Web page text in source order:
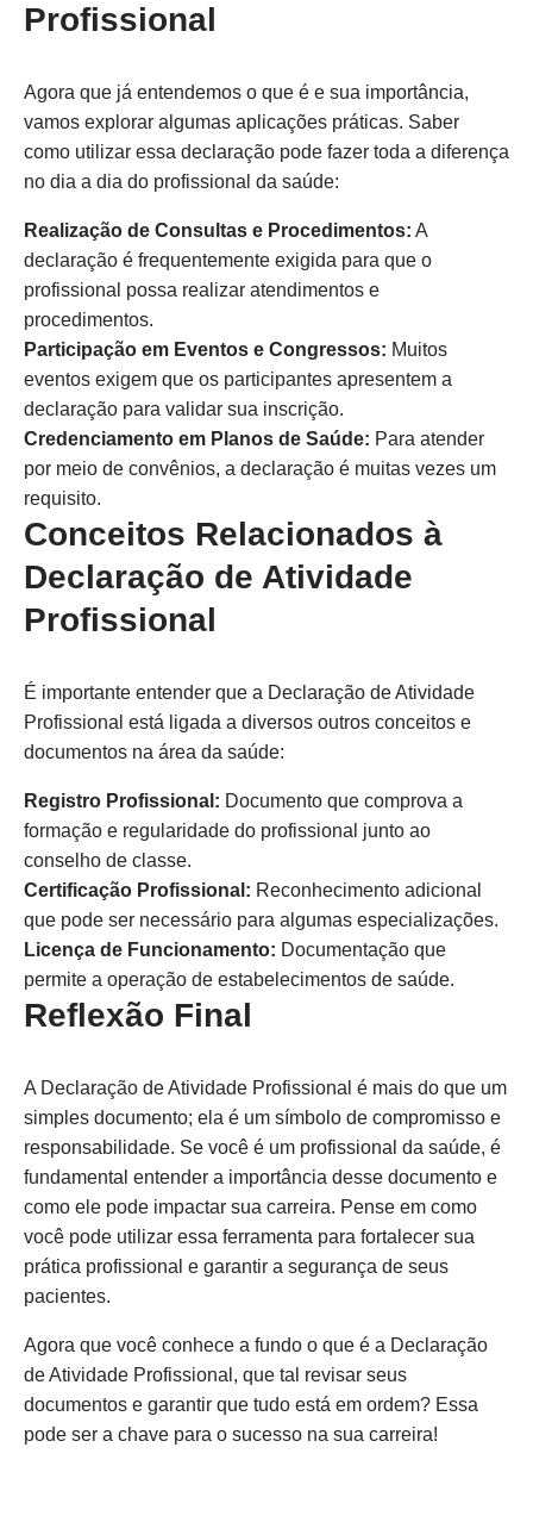
Profissional
Agora que já entendemos o que é e sua importância,
vamos explorar algumas aplicações práticas. Saber
como utilizar essa declaração pode fazer toda a diferença
no dia a dia do profissional da saúde:
Realização de Consultas e Procedimentos: A
declaração é frequentemente exigida para que o
profissional possa realizar atendimentos e
procedimentos.
Participação em Eventos e Congressos: Muitos
eventos exigem que os participantes apresentem a
declaração para validar sua inscrição.
Credenciamento em Planos de Saúde: Para atender
por meio de convênios, a declaração é muitas vezes um
requisito.
Conceitos Relacionados à
Declaração de Atividade
Profissional
É importante entender que a Declaração de Atividade
Profissional está ligada a diversos outros conceitos e
documentos na área da saúde:
Registro Profissional: Documento que comprova a
formação e regularidade do profissional junto ao
conselho de classe.
Certificação Profissional: Reconhecimento adicional
que pode ser necessário para algumas especializações.
Licença de Funcionamento: Documentação que
permite a operação de estabelecimentos de saúde.
Reflexão Final
A Declaração de Atividade Profissional é mais do que um
simples documento; ela é um símbolo de compromisso e
responsabilidade. Se você é um profissional da saúde, é
fundamental entender a importância desse documento e
como ele pode impactar sua carreira. Pense em como
você pode utilizar essa ferramenta para fortalecer sua
prática profissional e garantir a segurança de seus
pacientes.
Agora que você conhece a fundo o que é a Declaração
de Atividade Profissional, que tal revisar seus
documentos e garantir que tudo está em ordem? Essa
pode ser a chave para o sucesso na sua carreira!